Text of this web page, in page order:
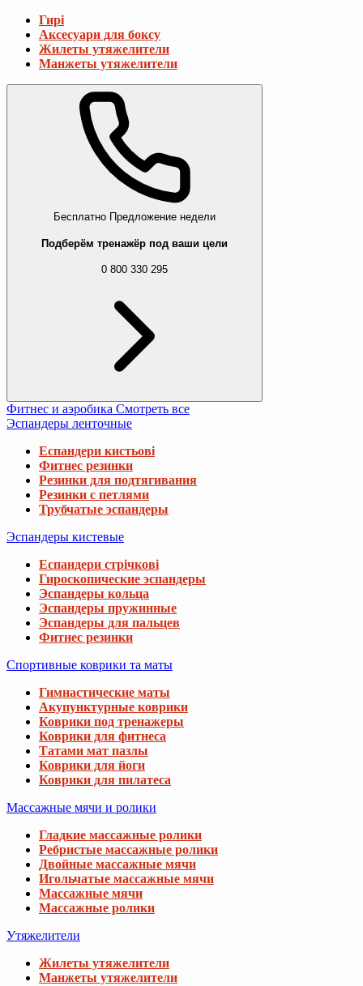
Гирі
Аксесуари для боксу
Жилеты утяжелители
Манжеты утяжелители
Бесплатно Предложение недели
Подберём тренажёр под ваши цели
0 800 330 295
Фитнес и аэробика Смотреть все
Эспандеры ленточные
Еспандери кистьові
Фитнес резинки
Резинки для подтягивания
Резинки с петлями
Трубчатые эспандеры
Эспандеры кистевые
Еспандери стрічкові
Гироскопические эспандеры
Эспандеры кольца
Эспандеры пружинные
Эспандеры для пальцев
Фитнес резинки
Спортивные коврики та маты
Гимнастические маты
Акупунктурные коврики
Коврики под тренажеры
Коврики для фитнеса
Татами мат пазлы
Коврики для йоги
Коврики для пилатеса
Массажные мячи и ролики
Гладкие массажные ролики
Ребристые массажные ролики
Двойные массажные мячи
Игольчатые массажные мячи
Массажные мячи
Массажные ролики
Утяжелители
Жилеты утяжелители
Манжеты утяжелители